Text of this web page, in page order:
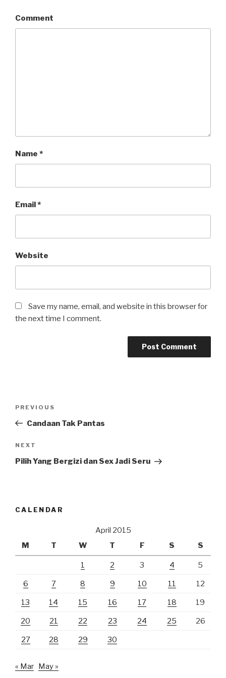
Comment
Name *
Email*
Website
Save my name, email, and website in this browser for
the next time I comment.
Previous
Post
PREVIOUS
Candaan Tak Pantas
Next
Post
NEXT
Pilih Yang Bergizi dan Sex Jadi Seru
CALENDAR
April 2015
M
T W T F S S
1 2 3 4 5
6 7 8 9 10 11 12
13 14 15 16 17 18 19
20 21 22 23 24 25 26
27 28 29 30
« Mar May »